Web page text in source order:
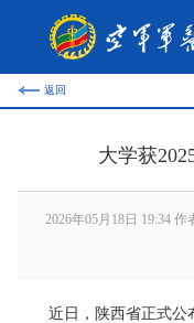
返回
大学获
2026年05月18日 19:34
近日，陕西省正式公